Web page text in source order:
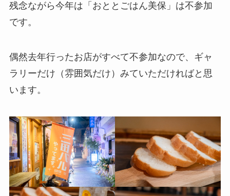
残念ながら今年は「おととごはん美保」は不参加
です。
偶然去年行ったお店がすべて不参加なので、ギャ
ラリーだけ（雰囲気だけ）みていただければと思
います。